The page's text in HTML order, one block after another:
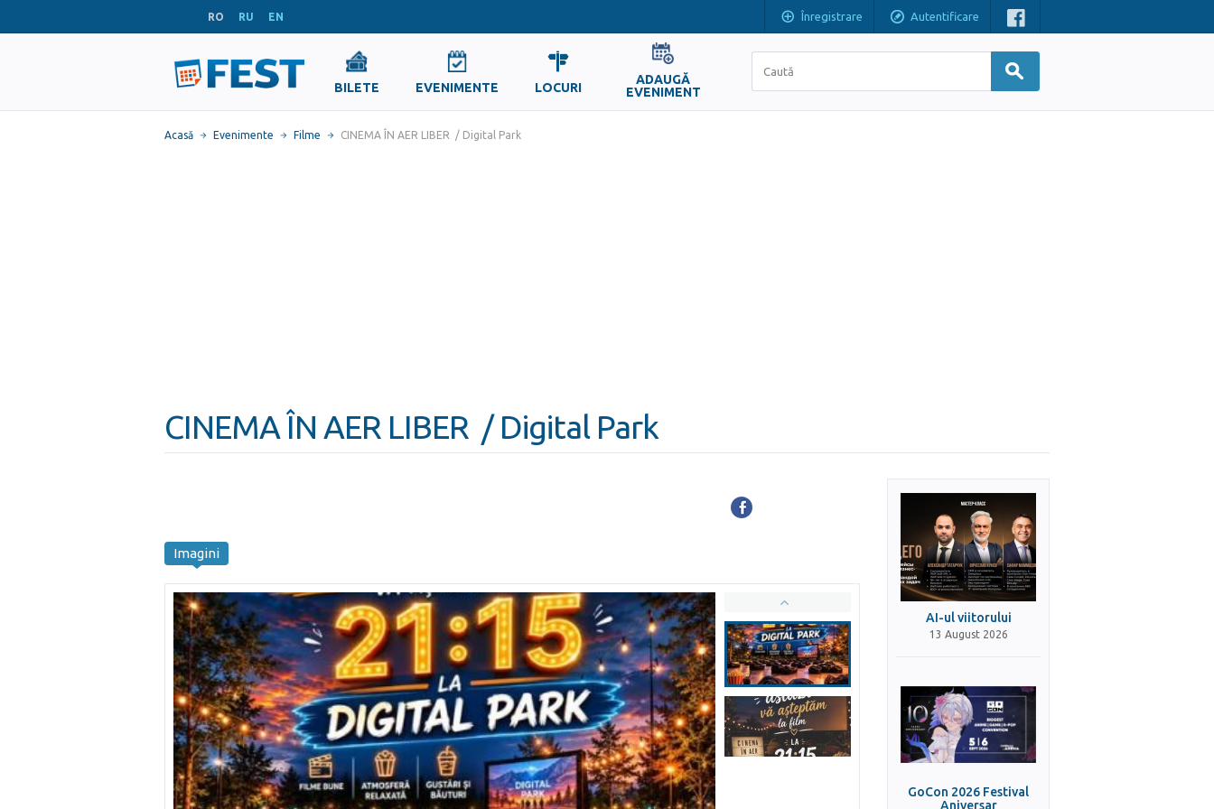
RO RU EN Înregistrare Autentificare
BILETE EVENIMENTE LOCURI
ADAUGĂ
EVENIMENT
Acasă Evenimente Filme CINEMA ÎN AER LIBER / Digital Park
CINEMA ÎN AER LIBER / Digital Park
Imagini
AI-ul viitorului
13 August 2026
GoCon 2026 Festival
Aniversar